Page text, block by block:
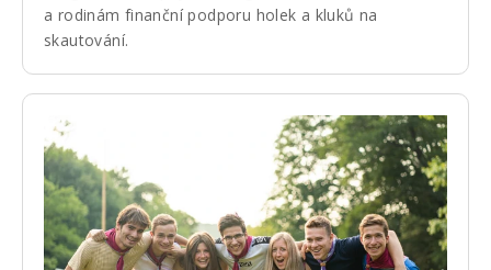
a rodinám finanční podporu holek a kluků na
skautování.